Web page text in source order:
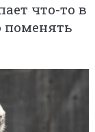
что-то в
поменять